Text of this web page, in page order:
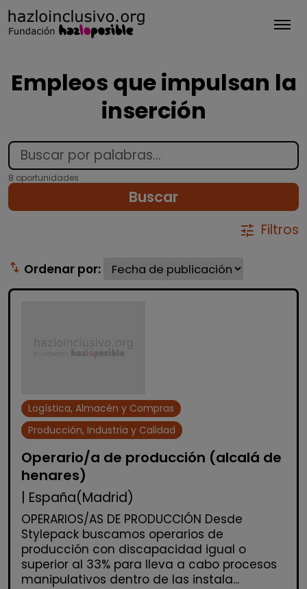
Empleos que impulsan la
inserción
8 oportunidades
Buscar
tune Filtros
swap_vert Ordenar por:
Logística, Almacén y Compras
Producción, Industria y Calidad
Operario/a de producción (alcalá de
henares)
| España(Madrid)
OPERARIOS/AS DE PRODUCCIÓN Desde
Stylepack buscamos operarios de
producción con discapacidad igual o
superior al 33% para lleva a cabo procesos
manipulativos dentro de las instala...